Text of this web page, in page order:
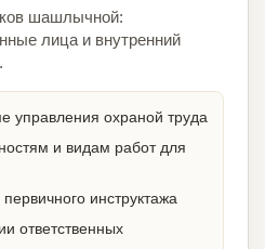
шашлычной:
лица и внутренний
управления охраной труда
и видам работ для
инструктажа
ответственных